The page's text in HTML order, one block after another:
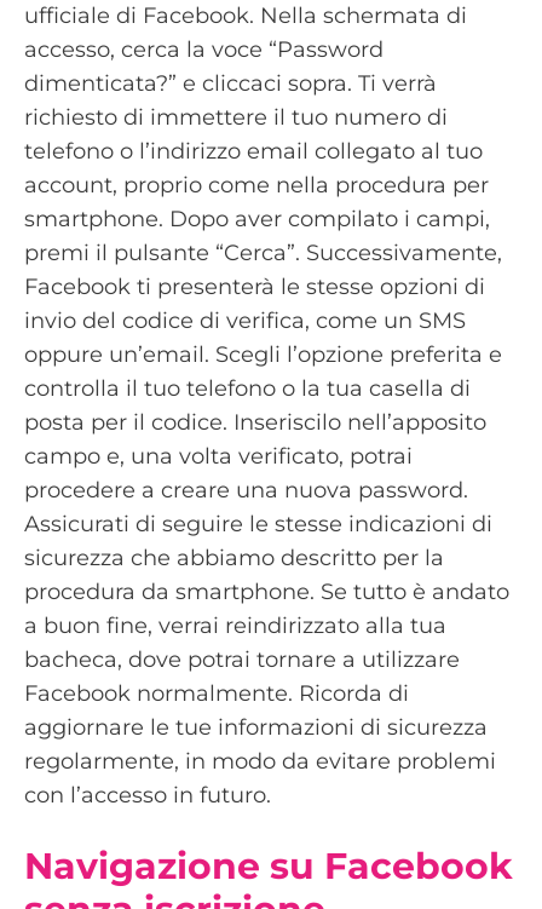
ufficiale di Facebook. Nella schermata di
accesso, cerca la voce “Password
dimenticata?” e cliccaci sopra. Ti verrà
richiesto di immettere il tuo numero di
telefono o l’indirizzo email collegato al tuo
account, proprio come nella procedura per
smartphone. Dopo aver compilato i campi,
premi il pulsante “Cerca”. Successivamente,
Facebook ti presenterà le stesse opzioni di
invio del codice di verifica, come un SMS
oppure un’email. Scegli l’opzione preferita e
controlla il tuo telefono o la tua casella di
posta per il codice. Inseriscilo nell’apposito
campo e, una volta verificato, potrai
procedere a creare una nuova password.
Assicurati di seguire le stesse indicazioni di
sicurezza che abbiamo descritto per la
procedura da smartphone. Se tutto è andato
a buon fine, verrai reindirizzato alla tua
bacheca, dove potrai tornare a utilizzare
Facebook normalmente. Ricorda di
aggiornare le tue informazioni di sicurezza
regolarmente, in modo da evitare problemi
con l’accesso in futuro.
Navigazione su Facebook